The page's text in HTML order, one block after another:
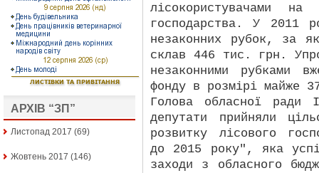
АРХІВ “ЗП”
Листопад 2017 (69)
Жовтень 2017 (146)
лісокористувачами
господарства. У 2011
незаконних рубок, за
склав 446 тис. грн.
незаконними рубками
фонду в розмірі майже
Голова обласної ради
депутати прийняли
розвитку лісового
до 2015 року", яка
заходи з обласного